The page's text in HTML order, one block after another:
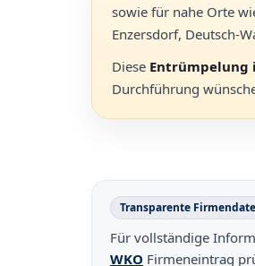
sowie für nahe Orte
Enzersdorf, Deutsch-
Diese Entrümpelung
Durchführung
Transparente
Für vollständige
WKO Firmeneintrag